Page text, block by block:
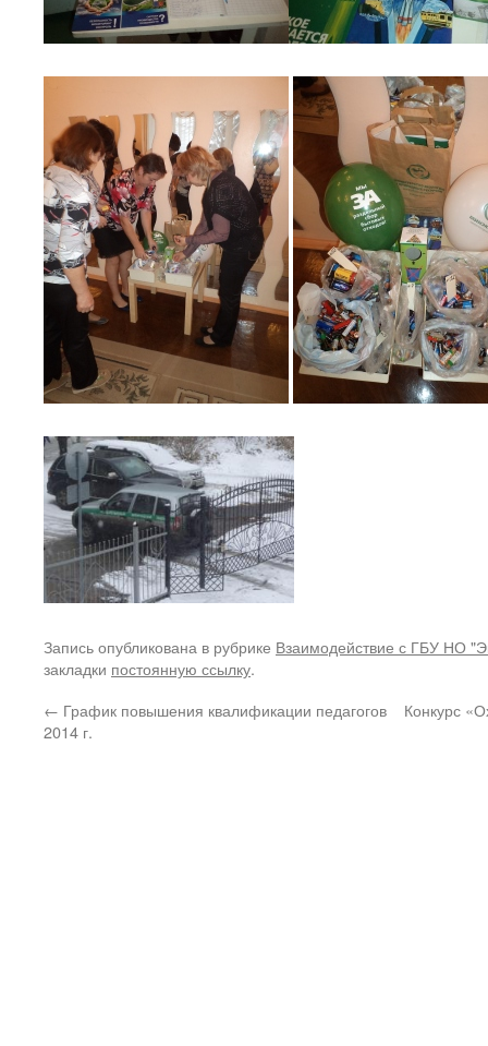
Запись опубликована в рубрике Взаимодействие с ГБУ НО
закладки постоянную ссылку.
← График повышения квалификации педагогов
2014 г.
Конкурс